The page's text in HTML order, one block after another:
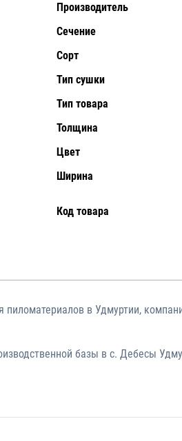
Производитель
Сечение
Сорт
Тип сушки
Тип товара
Толщина
Цвет
Ширина
Код товара
в Удмуртии,
базы в с. Дебесы